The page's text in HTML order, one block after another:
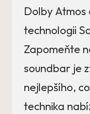
Dolby Atmos
technologii
Zapomeňte
soundbar je
nejlepšího,
technika